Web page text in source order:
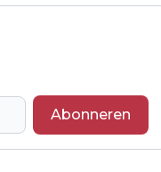
Abonneren